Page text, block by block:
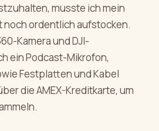
musste ich mein
ordentlich aufstocken.
Kamera und DJI-
ein Podcast-Mikrofon,
Festplatten und Kabel
die AMEX-Kreditkarte, um